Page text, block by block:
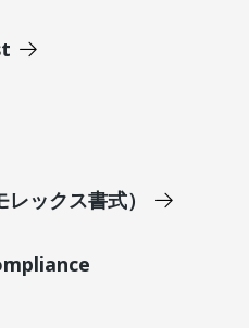
ックス書式）